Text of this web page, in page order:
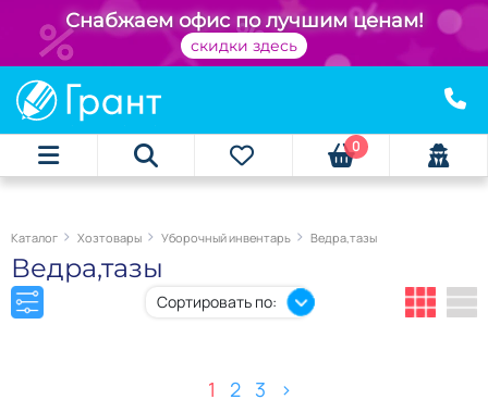
Снабжаем офис по лучшим ценам!
скидки здесь
0
Каталог Хозтовары Уборочный инвентарь Ведра,тазы
Ведра,тазы
Сортировать по:
1 2 3 >